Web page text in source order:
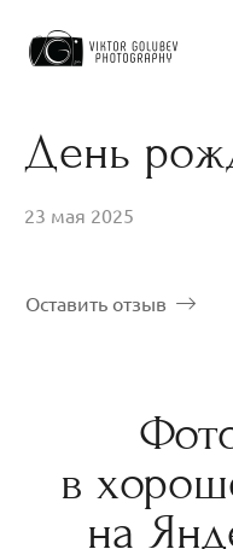
День
23 мая 2025
Оставить отзыв
в
на